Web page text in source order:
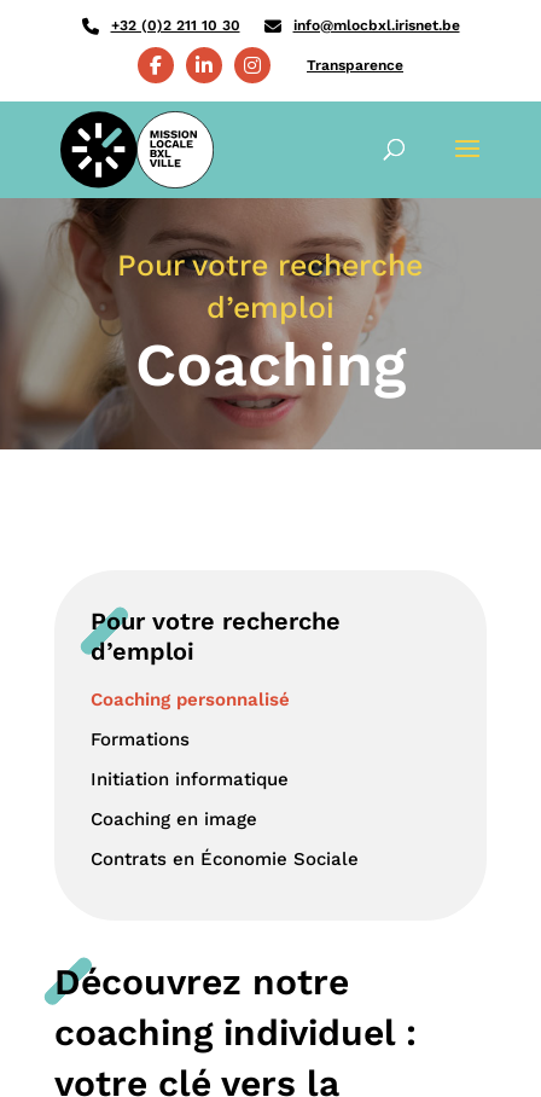
+32 (0)2 211 10 30 info@mlocbxl.irisnet.be
Transparence
Pour votre recherche
d’emploi
Coaching
Pour votre recherche
d’emploi
Coaching personnalisé
Formations
Initiation informatique
Coaching en image
Contrats en Économie Sociale
Découvrez notre
coaching individuel :
votre clé vers la